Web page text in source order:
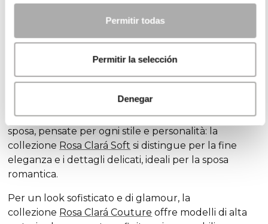
Permitir todas
Permitir la selección
Denegar
un'esperienza piacevole, grazie alla varietà di opzioni
disponibili, oppure un compito opprimente, a causa
dell'infinità di modelli disponibili. Noi di Rosa Clará
diversità delle spose e degli stili, in modo che tutte
possano trovare l'abito ideale per celebrare il loro
Scoprite le nostre esclusive collezioni di abiti da
sposa, pensate per ogni stile e personalità: la
collezione Rosa Clará Soft si distingue per la fine
eleganza e i dettagli delicati, ideali per la sposa
romantica.
Per un look sofisticato e di glamour, la
collezione Rosa Clará Couture offre modelli di alta